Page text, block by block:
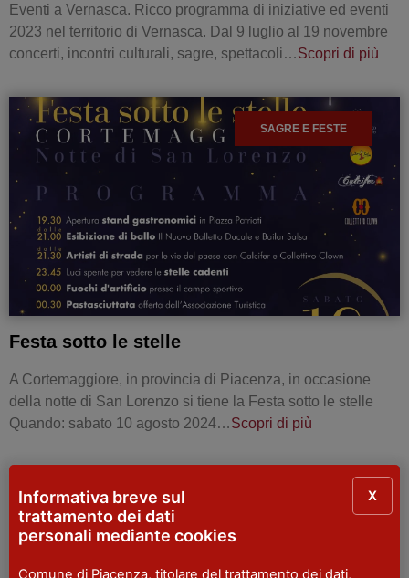
Eventi a Vernasca. Ricco programma di iniziative ed eventi
2023 nel territorio di Vernasca. Dal 9 luglio al 19 novembre
concerti, incontri culturali, sagre, spettacoli…Scopri di più
SAGRE E FESTE
Festa sotto le stelle
A Cortemaggiore, in provincia di Piacenza, in occasione
della notte di San Lorenzo si tiene la Festa sotto le stelle
Quando: sabato 10 agosto 2024…Scopri di più
Informativa breve sul
trattamento dei dati
personali mediante cookies
Comune di Piacenza, titolare del trattamento dei dati,
X